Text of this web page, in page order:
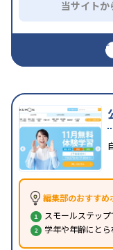
当サイト
編集部のおすすめ
スモールステッ
学年や年齢にと